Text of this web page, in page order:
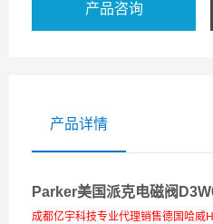
产品咨询
产品详情
Parker美国派克电磁阀
成都亿宇科技专业代理销售德国哈威